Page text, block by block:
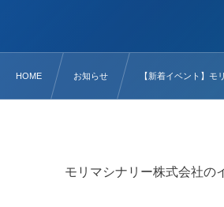
HOME お知らせ 【新着イベント】
モリマシナリー株式会社の